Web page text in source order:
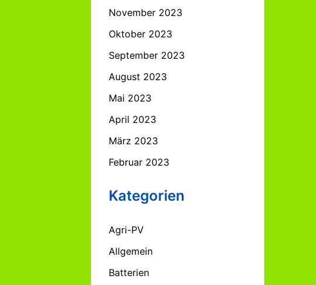
November 2023
Oktober 2023
September 2023
August 2023
Mai 2023
April 2023
März 2023
Februar 2023
Kategorien
Agri-PV
Allgemein
Batterien